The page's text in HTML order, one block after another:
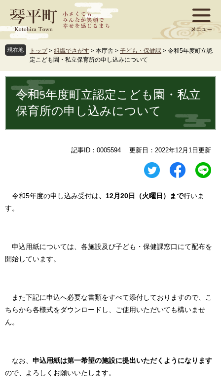
ジ
先
頭
す
ュ
を
飛
し
現在地 トップ > 組織でさがす > 本庁舎 > 子ども・保健課 > 令和5年度町立認
定こども園・私立保育所の申し込みについて
文 令和5年度町立認定こども園・私立
保育所の申し込みについて
記事ID：0005594 更新日：2022年12月1日更新
令和5年度の申し込み受付は、12月20日（火曜日）まで行いま
す。
申込用紙については、各施設及び子ども・保健課窓口にて配布を
開始しています。
また下記に申込へ必要な書類をすべて添付しておりますので、こ
ちらから各様式をダウンロードし、ご使用いただいても構いませ
ん。
なお、 申込用紙は第一希望の施設に提出いただくようになります
ので、よろしくお願いいたします。